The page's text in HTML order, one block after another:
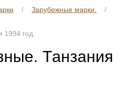
Зарубежные марки.
1994 год.
Танзания